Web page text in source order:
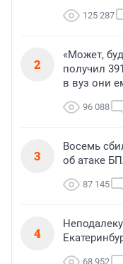
125 287
2
«Может,
получил
в вуз они
96 088
3
Восемь
об атаке
87 145
4
68 952